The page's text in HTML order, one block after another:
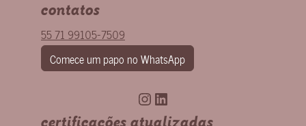
contatos
55 71 99105-7509
Comece um papo no WhatsApp
Instagram
LinkedIn
certificações atualizadas